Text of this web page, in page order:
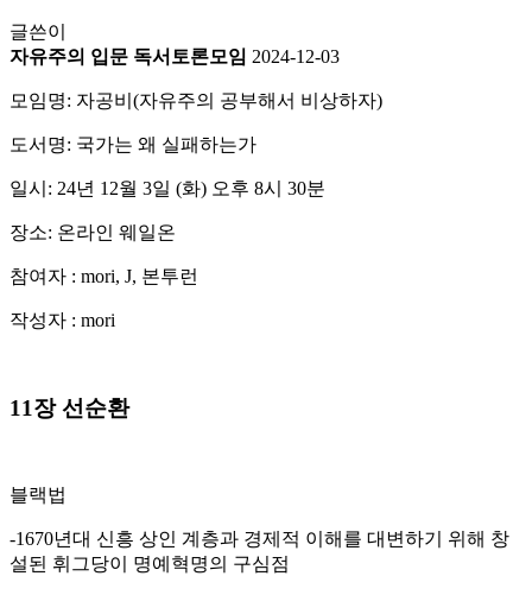
글쓴이
자유주의 입문 독서토론모임 2024-12-03
모임명: 자공비(자유주의 공부해서 비상하자)
도서명: 국가는 왜 실패하는가
일시: 24년 12월 3일 (화) 오후 8시 30분
장소: 온라인 웨일온
참여자 : mori, J, 본투런
작성자 : mori
11장 선순환
블랙법
-1670년대 신흥 상인 계층과 경제적 이해를 대변하기 위해 창
설된 휘그당이 명예혁명의 구심점